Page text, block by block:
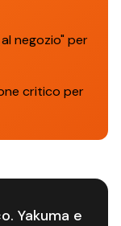
negozio" per
critico per
Yakuma e